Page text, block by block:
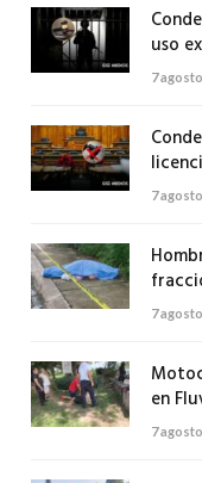
uso
7
7
7
en
7